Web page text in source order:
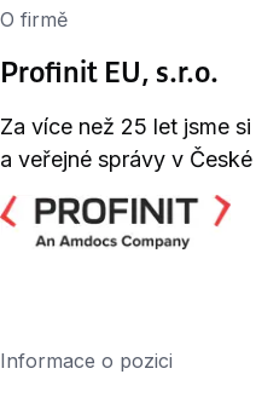
O firmě
Profinit EU, s.r.o.
Za více než 25 let jsme
a veřejné správy v
Informace o pozici